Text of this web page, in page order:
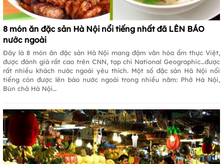
8 món ăn đặc sản Hà Nội nổi tiếng nhất đã LÊN BÁO
nước ngoài
Đây là 8 món ăn đặc sản Hà Nội mang đậm văn hóa ẩm thực Việt,
được đánh giá rất cao trên CNN, tạp chí National Geographic…được
rất nhiều khách nước ngoài yêu thích. Một số đặc sản Hà Nội nổi
tiếng còn được lên báo nước ngoài trong nhiều năm: Phở Hà Nội,
Bún chả Hà Nội…